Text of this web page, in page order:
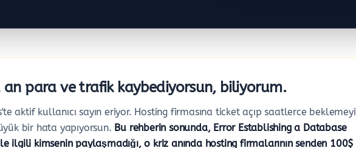
an para ve trafik kaybediyorsun, biliyorum.
aktif kullanıcı sayın eriyor. Hosting firmasına ticket açıp saatlerce beklemeyi
bir hata yapıyorsun. Bu rehberin sonunda, Error Establishing a Database
ilgili kimsenin paylaşmadığı, o kriz anında hosting firmalarının senden 100$